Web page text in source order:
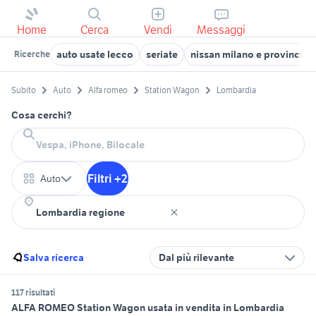
Home Cerca Vendi Messaggi
Ricerche auto usate lecco seriate nissan milano e provincia
Subito Auto Alfa romeo Station Wagon Lombardia
Cosa cerchi?
Auto Filtri +2
Salva ricerca Dal più rilevante
117 risultati
ALFA ROMEO Station Wagon usata in vendita in Lombardia